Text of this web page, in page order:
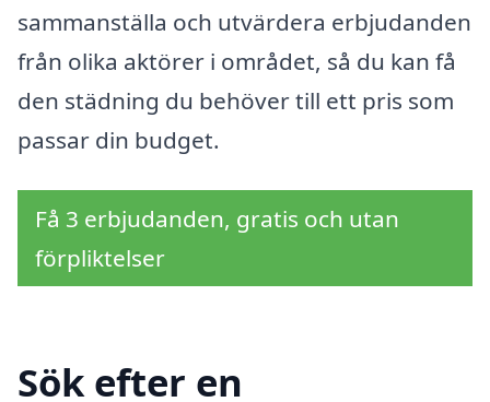
sammanställa och utvärdera erbjudanden
från olika aktörer i området, så du kan få
den städning du behöver till ett pris som
passar din budget.
Få 3 erbjudanden, gratis och utan
förpliktelser
Sök efter en